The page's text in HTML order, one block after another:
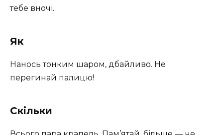
тебе вночі.
Як
Нанось тонким шаром, дбайливо. Не
перегинай палицю!
Скільки